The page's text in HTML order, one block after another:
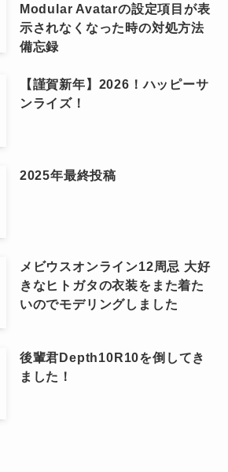
Modular Avatarの設定項目が表
示されなくなった時の対処方法
備忘録
【謹賀新年】2026！ハッピーサ
ンライズ！
2025年最終投稿
メビウスオンライン12周忌 大好
きなヒトガタの衣装をまた着た
いのでモデリングしました
後輩君Depth10R10を倒してき
ました！